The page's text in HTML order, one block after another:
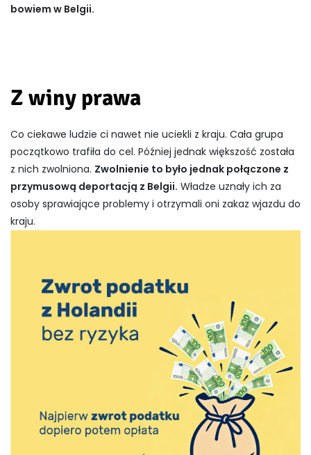
bowiem w Belgii.
Z winy prawa
Co ciekawe ludzie ci nawet nie uciekli z kraju. Cała grupa
początkowo trafiła do cel. Później jednak większość została
z nich zwolniona. Zwolnienie to było jednak połączone z
przymusową deportacją z Belgii. Władze uznały ich za
osoby sprawiające problemy i otrzymali oni zakaz wjazdu do
kraju.